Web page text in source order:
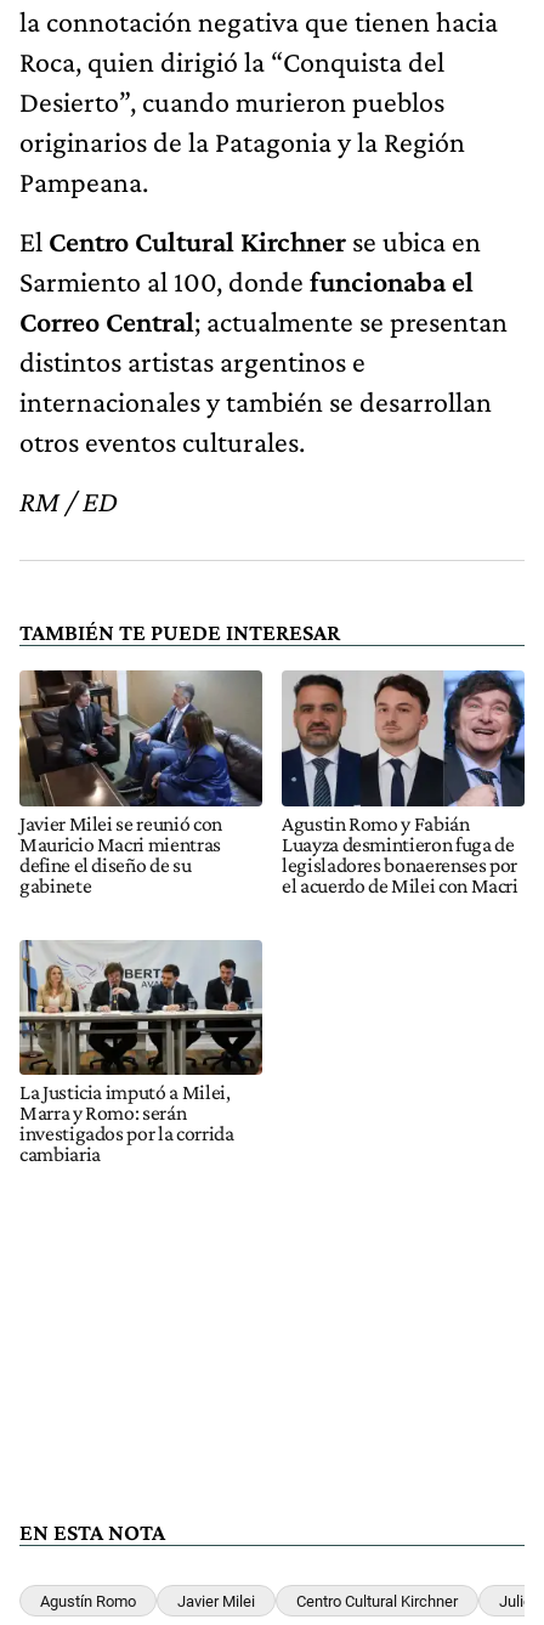
la connotación negativa que tienen hacia
Roca, quien dirigió la “Conquista del
Desierto”, cuando murieron pueblos
originarios de la Patagonia y la Región
Pampeana.
El Centro Cultural Kirchner se ubica en
Sarmiento al 100, donde funcionaba el
Correo Central; actualmente se presentan
distintos artistas argentinos e
internacionales y también se desarrollan
otros eventos culturales.
RM / ED
TAMBIÉN TE PUEDE INTERESAR
Javier Milei se reunió con
Mauricio Macri mientras
define el diseño de su
gabinete
Agustin Romo y Fabián
Luayza desmintieron fuga de
legisladores bonaerenses por
el acuerdo de Milei con Macri
La Justicia imputó a Milei,
Marra y Romo: serán
investigados por la corrida
cambiaria
EN ESTA NOTA
Agustín Romo Javier Milei Centro Cultural Kirchner Julio